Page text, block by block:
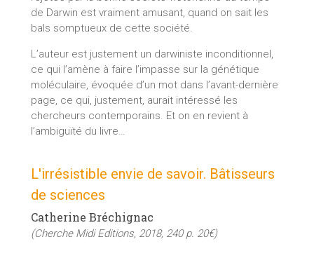
de Darwin est vraiment amusant, quand on sait les
bals somptueux de cette société.
L’auteur est justement un darwiniste inconditionnel,
ce qui l’amène à faire l’impasse sur la génétique
moléculaire, évoquée d’un mot dans l’avant-dernière
page, ce qui, justement, aurait intéressé les
chercheurs contemporains. Et on en revient à
l’ambiguïté du livre…
L'irrésistible envie de savoir. Bâtisseurs
de sciences
Catherine Bréchignac
(Cherche Midi Editions, 2018, 240 p. 20€)